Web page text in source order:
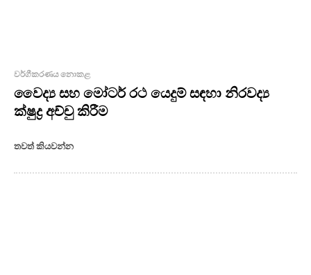
වර්ගීකරණය නොකළ
වෛද්‍ය සහ මෝටර් රථ යෙදුම් සඳහා නිරවද්‍ය
ක්ෂුද්‍ර අච්චු කිරීම
තවත් කියවන්න